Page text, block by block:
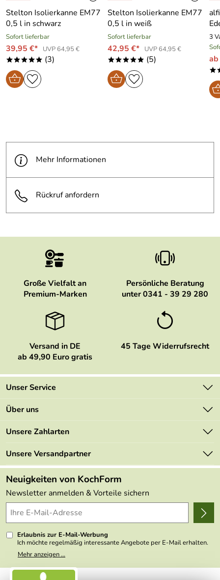
Stelton Isolierkanne EM77
0,5 l in schwarz
Sofort lieferbar
39,95 €* UVP 64,95 €
***** (3)
Stelton Isolierkanne EM77
0,5 l in weiß
Sofort lieferbar
42,95 €* UVP 64,95 €
***** (5)
3
Mehr Informationen
Rückruf anfordern
Große Vielfalt an
Premium-Marken
Persönliche Beratung
unter 0341 - 39 29 280
Versand in DE
ab 49,90 Euro gratis
45 Tage Widerrufsrecht
Unser Service
Kontakt
Mehrwertsteuerfrei
Retourenportal
FAQs
Lieferbedingungen
Delivery Terms
Kundenlogin
Über uns
Marken
Angebote
Made in Germany
Themen
Wir über uns
Presse
Unsere Zahlarten
Unsere Versandpartner
Neuigkeiten von KochForm
Newsletter anmelden & Vorteile sichern
Erlaubnis zur E-Mail-Werbung
Ich möchte regelmäßig interessante Angebote per E-Mail erhalten.
Meine E-Mail-Adresse wird nicht an andere Unternehmen
weitergegeben. Zu statistischen Zwecken wird in anonymer Form
nicht erkennbar, welche konkrete Person geklickt hat. Diese
Mehr anzeigen ...